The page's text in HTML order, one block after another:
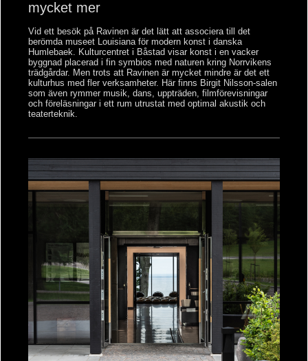
mycket mer
Vid ett besök på Ravinen är det lätt att associera till det
berömda museet Louisiana för modern konst i danska
Humlebaek. Kulturcentret i Båstad visar konst i en vacker
byggnad placerad i fin symbios med naturen kring Norrvikens
trädgårdar. Men trots att Ravinen är mycket mindre är det ett
kulturhus med fler verksamheter. Här finns Birgit Nilsson-salen
som även rymmer musik, dans, uppträden, filmförevisningar
och föreläsningar i ett rum utrustat med optimal akustik och
teaterteknik.